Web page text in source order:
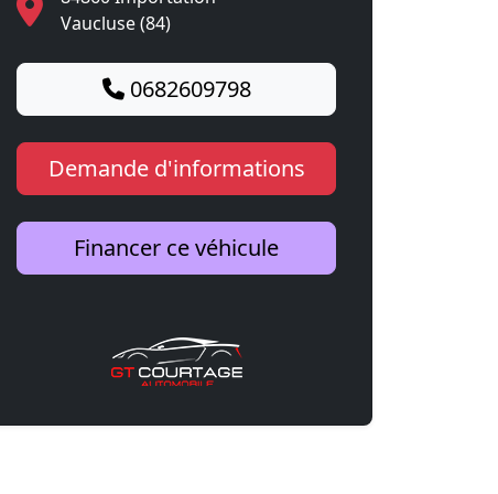
Vaucluse (84)
0682609798
Demande d'informations
Financer ce véhicule